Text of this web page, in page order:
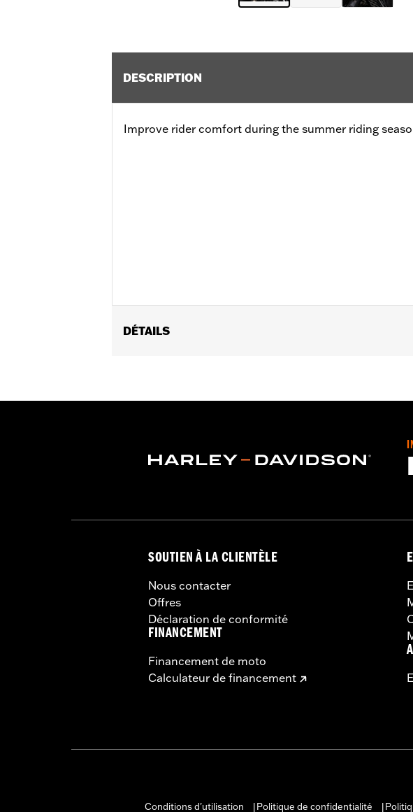
DESCRIPTION
Improve rider comfort during the summer riding
DÉTAILS
Sold In Units:Pair
SOUTIEN À LA CLIENTÈLE
Nous contacter
Offres
Déclaration de conformité
FINANCEMENT
Financement de moto
Calculateur de financement
Conditions d'utilisation
Politique de confidentialité